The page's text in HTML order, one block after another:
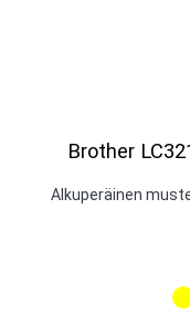
Brother
Alkuperäinen